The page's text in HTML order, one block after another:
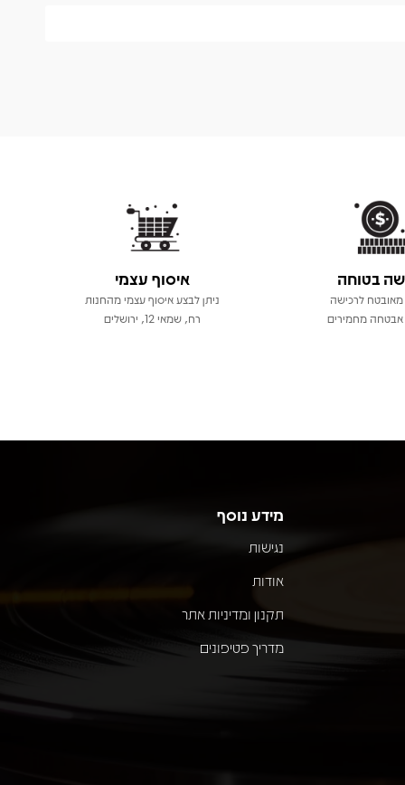
בטוחה
לרכישה
אבטחה מחמירים
איסוף עצמי
ניתן לבצע איסוף עצמי מהחנות
רח, שמאי 12, ירושלים
מידע נוסף
נגישות
אודות
תקנון ומדיניות אתר
מדריך פטיפונים